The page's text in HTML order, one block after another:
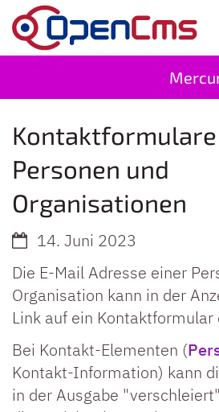
Zum Inhalt springen
Personen und
Organisationen
14. Juni 2023
Die E-Mail Adresse einer
Organisation kann in der
Link auf ein
Bei Kontakt-Elementen (
Kontakt-Information) kann
in der Ausgabe